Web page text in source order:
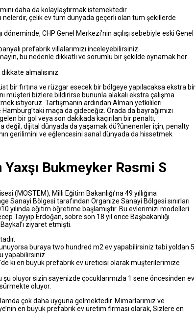
daha da kolaylaştırmak istemektedir.
çelik ev tüm dünyada geçerli olan tüm şekillerde
CHP Genel Merkezi’nin açılışı sebebiyle eski Genel
prefabrik villalarımızı inceleyebilirsiniz.
bu nedenle dikkatli ve sorumlu bir şekilde oynamak her
almalısınız.
bir fırtına ve rüzgar esecek bir bölgeye yapılacaksa ekstra bir
müşteri bizlere bildirirse bununla alakalı ekstra çalışma
istiyoruz. Tartışmanın ardından Alman yetkilileri
maça da gideceğiz. Orada da bayrağımızı
bir gol veya son dakikada kaçırılan bir penaltı,
değil, dijital dünyada da yaşamak dü?ünenenler için, penalty
gerilimini ve eğlencesini sanal dünyada da hissetmek
Bukmeyker Rəsmi S
(MOSTEM), Milli Eğitim Bakanlığı’na 49 yıllığına
Sanayi Bölgesi tarafından Organize Sanayi Bölgesi sınırları
yılında eğitim öğretime başlamıştır. Bu evlerimizi modelleri
Tayyip Erdoğan, sobre son 18 yıl önce Başbakanlığı
ziyaret etmişti.
buraya two hundred m2 ev yapabilirsiniz tabi yoldan 5
yapabilirsiniz.
ki en büyük prefabrik ev üreticisi olarak müşterilerimize
oluyor sizin sayenizde çocuklarımızla 1 sene öncesinden ev
oluyor.
çok daha uyguna gelmektedir. Mimarlarımız ve
en büyük prefabrik ev üretim firması olarak, Sizlere en